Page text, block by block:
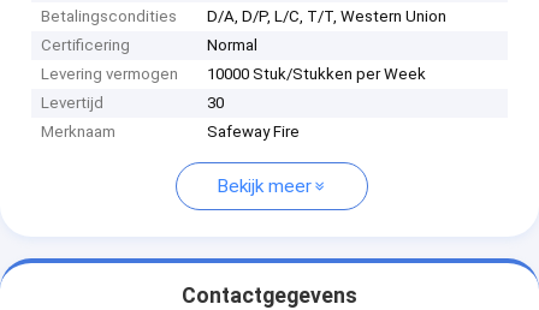
Betalingscondities
D/A, D/P, L/C, T/T, Western Union
Certificering
Normal
Levering vermogen
10000 Stuk/Stukken per Week
Levertijd
30
Merknaam
Safeway Fire
Bekijk meer
Contactgegevens